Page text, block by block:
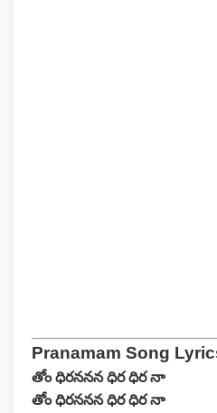
Pranamam Song
తోం ధిరననన ధిర ధిర నా
తోం ధిరననన ధిర ధిర నా